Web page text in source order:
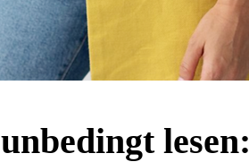
unbedingt lesen: